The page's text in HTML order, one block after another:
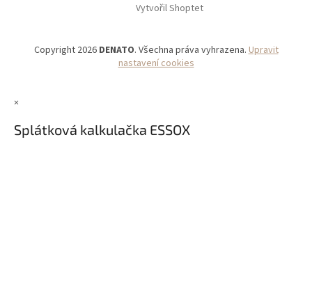
Vytvořil Shoptet
Copyright 2026 DENATO. Všechna práva vyhrazena.Upravit
nastavení cookies
×
Splátková kalkulačka ESSOX